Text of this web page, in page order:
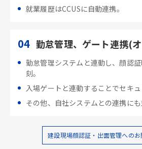
就業履歴はCCUSに自動連携。
04 勤怠管理、ゲート連携(
勤怠管理システムと連動し、顔認
刻。
入場ゲートと連動することでセキュ
その他、自社システムとの連携にも
建設現場顔認証・出面管理への